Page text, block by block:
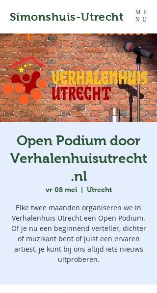
ME
NU
Simonshuis-Utrecht
Open Podium door
Verhalenhuisutrecht
.nl
vr 08 mei
  |
Utrecht
Elke twee maanden organiseren we in
Verhalenhuis Utrecht een Open Podium.
Of je nu een beginnend verteller, dichter
of muzikant bent of juist een ervaren
artiest, je kunt bij ons altijd iets nieuws
uitproberen.